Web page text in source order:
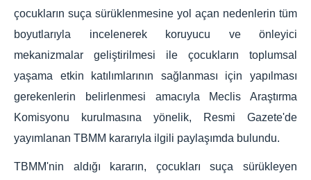
çocukların suça sürüklenmesine yol açan nedenlerin tüm
boyutlarıyla incelenerek koruyucu ve önleyici
mekanizmalar geliştirilmesi ile çocukların toplumsal
yaşama etkin katılımlarının sağlanması için yapılması
gerekenlerin belirlenmesi amacıyla Meclis Araştırma
Komisyonu kurulmasına yönelik, Resmi Gazete'de
yayımlanan TBMM kararıyla ilgili paylaşımda bulundu.
TBMM'nin aldığı kararın, çocukları suça sürükleyen